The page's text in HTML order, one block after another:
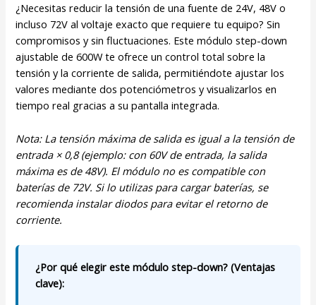
¿Necesitas reducir la tensión de una fuente de 24V, 48V o
incluso 72V al voltaje exacto que requiere tu equipo? Sin
compromisos y sin fluctuaciones. Este módulo step-down
ajustable de 600W te ofrece un control total sobre la
tensión y la corriente de salida, permitiéndote ajustar los
valores mediante dos potenciómetros y visualizarlos en
tiempo real gracias a su pantalla integrada.
Nota: La tensión máxima de salida es igual a la tensión de
entrada × 0,8 (ejemplo: con 60V de entrada, la salida
máxima es de 48V). El módulo no es compatible con
baterías de 72V. Si lo utilizas para cargar baterías, se
recomienda instalar diodos para evitar el retorno de
corriente.
¿Por qué elegir este módulo step-down? (Ventajas
clave):